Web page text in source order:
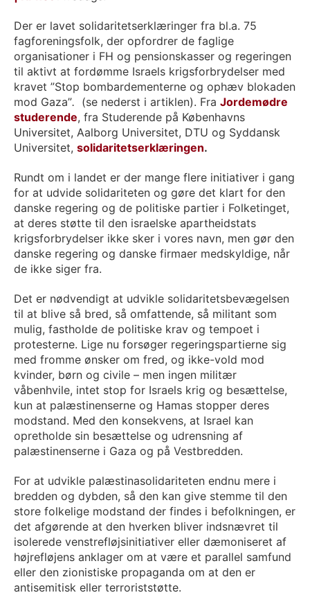
Der er lavet solidaritetserklæringer fra bl.a. 75
fagforeningsfolk, der opfordrer de faglige
organisationer i FH og pensionskasser og regeringen
til aktivt at fordømme Israels krigsforbrydelser med
kravet ”Stop bombardementerne og ophæv blokaden
mod Gaza”. (se nederst i artiklen). Fra Jordemødre
studerende, fra Studerende på Københavns
Universitet, Aalborg Universitet, DTU og Syddansk
Universitet, solidaritetserklæringen.
Rundt om i landet er der mange flere initiativer i gang
for at udvide solidariteten og gøre det klart for den
danske regering og de politiske partier i Folketinget,
at deres støtte til den israelske apartheidstats
krigsforbrydelser ikke sker i vores navn, men gør den
danske regering og danske firmaer medskyldige, når
de ikke siger fra.
Det er nødvendigt at udvikle solidaritetsbevægelsen
til at blive så bred, så omfattende, så militant som
mulig, fastholde de politiske krav og tempoet i
protesterne. Lige nu forsøger regeringspartierne sig
med fromme ønsker om fred, og ikke-vold mod
kvinder, børn og civile – men ingen militær
våbenhvile, intet stop for Israels krig og besættelse,
kun at palæstinenserne og Hamas stopper deres
modstand. Med den konsekvens, at Israel kan
opretholde sin besættelse og udrensning af
palæstinenserne i Gaza og på Vestbredden.
For at udvikle palæstinasolidariteten endnu mere i
bredden og dybden, så den kan give stemme til den
store folkelige modstand der findes i befolkningen, er
det afgørende at den hverken bliver indsnævret til
isolerede venstrefløjsinitiativer eller dæmoniseret af
højrefløjens anklager om at være et parallel samfund
eller den zionistiske propaganda om at den er
antisemitisk eller terroriststøtte.